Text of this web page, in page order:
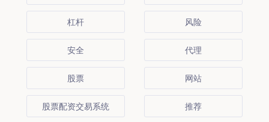
杠杆 风险
安全 代理
股票 网站
股票配资交易系统 推荐